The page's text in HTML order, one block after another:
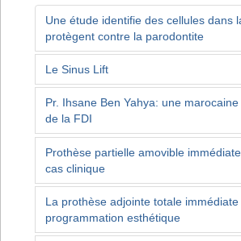
Une étude identifie des cellules dans
protègent contre la parodontite
Le Sinus Lift
Pr. Ihsane Ben Yahya: une
de la FDI
Prothèse partielle amovible
cas clinique
La prothèse adjointe totale
programmation esthétique